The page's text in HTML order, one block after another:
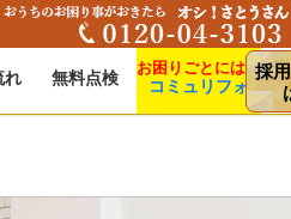
採
れ 無料点検 コミュリフォ